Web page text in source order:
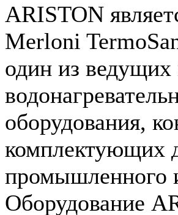
ARISTON
Merloni
один из
оборудования,
комплектующих
промышленного
Оборудование